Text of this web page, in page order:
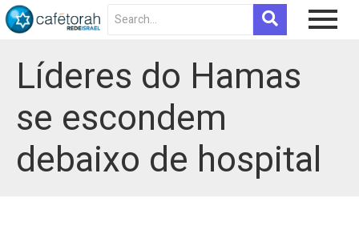
Líderes do Hamas
se escondem
debaixo de hospital